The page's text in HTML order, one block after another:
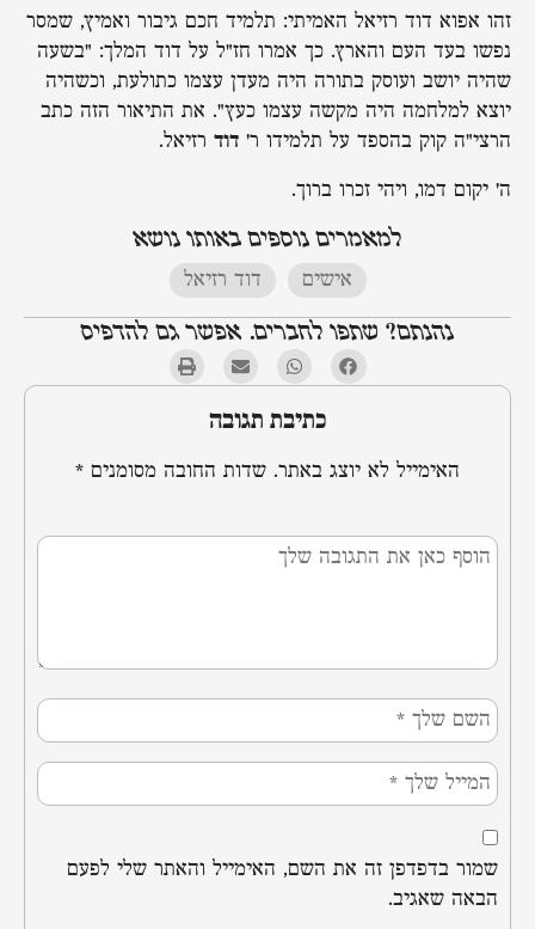
זהו אפוא דוד רזיאל האמיתי: תלמיד חכם גיבור ואמיץ, שמסר
נפשו בעד העם והארץ. כך אמרו חז"ל על דוד המלך: "בשעה
שהיה יושב ועוסק בתורה היה מעדן עצמו כתולעת, וכשהיה
יוצא למלחמה היה מקשה עצמו כעץ". את התיאור הזה כתב
הרצי"ה קוק בהספד על תלמידו ר' דוד רזיאל.
ה' יקום דמו, ויהי זכרו ברוך.
למאמרים נוספים באותו נושא
אישים דוד רזיאל
נהנתם? שתפו לחברים. אפשר גם להדפיס
כתיבת תגובה
האימייל לא יוצג באתר. שדות החובה מסומנים *
שמור בדפדפן זה את השם, האימייל והאתר שלי לפעם
הבאה שאגיב.